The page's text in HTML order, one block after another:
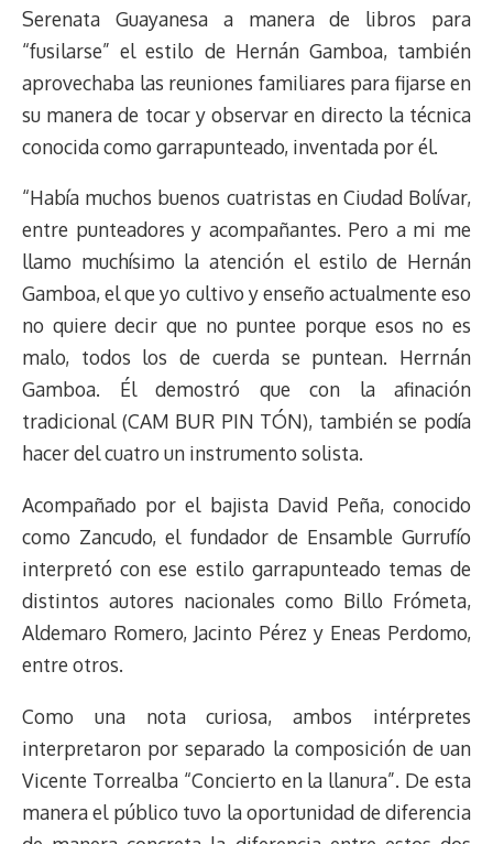
Serenata Guayanesa a manera de libros para
“fusilarse” el estilo de Hernán Gamboa, también
aprovechaba las reuniones familiares para fijarse en
su manera de tocar y observar en directo la técnica
conocida como garrapunteado, inventada por él.
“Había muchos buenos cuatristas en Ciudad Bolívar,
entre punteadores y acompañantes. Pero a mi me
llamo muchísimo la atención el estilo de Hernán
Gamboa, el que yo cultivo y enseño actualmente eso
no quiere decir que no puntee porque esos no es
malo, todos los de cuerda se puntean. Herrnán
Gamboa. Él demostró que con la afinación
tradicional (CAM BUR PIN TÓN), también se podía
hacer del cuatro un instrumento solista.
Acompañado por el bajista David Peña, conocido
como Zancudo, el fundador de Ensamble Gurrufío
interpretó con ese estilo garrapunteado temas de
distintos autores nacionales como Billo Frómeta,
Aldemaro Romero, Jacinto Pérez y Eneas Perdomo,
entre otros.
Como una nota curiosa, ambos intérpretes
interpretaron por separado la composición de uan
Vicente Torrealba “Concierto en la llanura”. De esta
manera el público tuvo la oportunidad de diferencia